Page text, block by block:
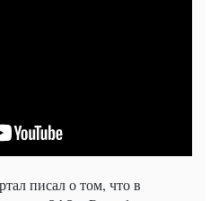
писал о том, что в